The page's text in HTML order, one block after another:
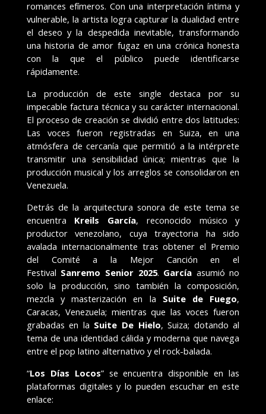
romances efímeros. Con una interpretación íntima y
vulnerable, la artista logra capturar la dualidad entre
el deseo y la despedida inevitable, transformando
una historia de amor fugaz en una crónica honesta
con la que el público puede identificarse
rápidamente.
La producción de este single destaca por su
impecable factura técnica y su carácter internacional.
El proceso de creación se dividió entre dos latitudes:
Las voces fueron registradas en Suiza, en una
atmósfera de cercanía que permitió a la intérprete
transmitir una sensibilidad única; mientras que la
producción musical y los arreglos se consolidaron en
Venezuela.
Detrás de la arquitectura sonora de este tema se
encuentra Kreils García, reconocido músico y
productor venezolano, cuya trayectoria ha sido
avalada internacionalmente tras obtener el Premio
del Comité a la Mejor Canción en el
Festival Sanremo Senior 2025. García asumió no
solo la producción, sino también la composición,
mezcla y masterización en la Suite de Fuego,
Caracas, Venezuela; mientras que las voces fueron
grabadas en la Suite De Hielo, Suiza; dotando al
tema de una identidad cálida y moderna que navega
entre el pop latino alternativo y el rock-balada.
“Los Días Locos” se encuentra disponible en las
plataformas digitales y lo pueden escuchar en este
enlace: